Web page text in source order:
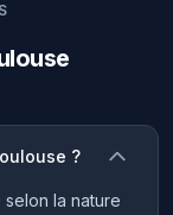
?
la nature